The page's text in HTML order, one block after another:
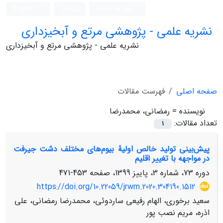
نشریه علمی - پژوهشی مرتع و آبخیزداری
نشریه علمی - پژوهشی مرتع و آبخیزداری
صفحه اصلی
فهرست مقالات
نویسنده = رمضانی، محمدرضا
تعداد مقالات:
1
پیش‌بینی تولید خالص اولیۀ بیوم‌های مختلف دشت جیرفت
در مواجهه با تغییر اقلیم
دوره 73، شماره 3، پاییز 1399، صفحه
453-471
https://doi.org/10.22059/jrwm.2020.304190.1512
سعید برخوری، الهام رفیعی ساردوئی، محمدرضا رمضانی، علی
اذره، مریم نصب پور